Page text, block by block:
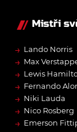
Mistři
→ Lando Norris
→ Max
→ Lewis
→ Fernando
→ Niki Lauda
→ Nico Rosberg
→ Emerson